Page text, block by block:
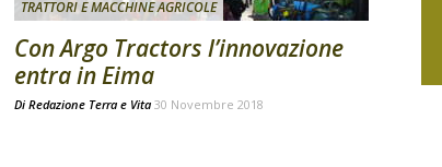
TRATTORI E MACCHINE AGRICOLE
Con Argo Tractors l’innovazione
entra in Eima
Di Redazione Terra e Vita 30 Novembre 2018